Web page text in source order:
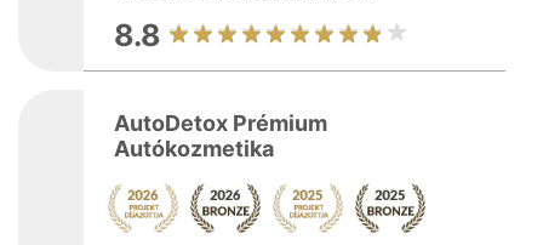
8.8
AutoDetox Prémium
Autókozmetika